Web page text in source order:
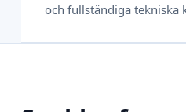
och fullständiga tekniska